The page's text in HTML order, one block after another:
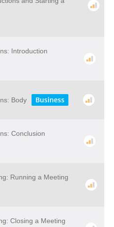
Introduction
Body Business
Conclusion
Running a Meeting
Closing a Meeting